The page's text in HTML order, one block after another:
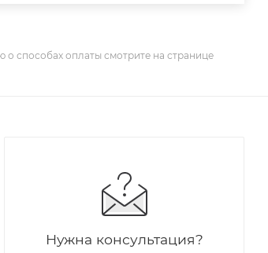
способах оплаты смотрите на странице
Нужна консультация?